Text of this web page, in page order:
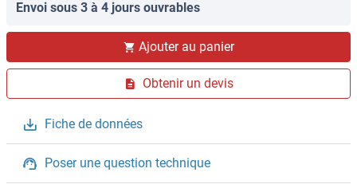
Envoi sous 3 à 4 jours ouvrables
Ajouter au panier
Obtenir un devis
Fiche de données
Poser une question technique